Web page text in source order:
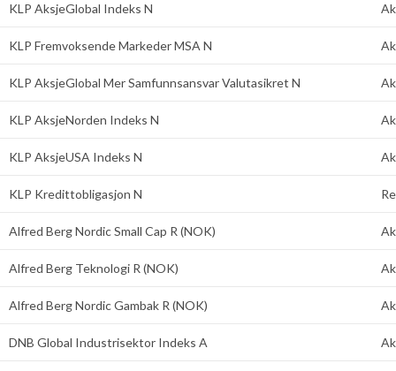
KLP AksjeGlobal Indeks N
KLP Fremvoksende Markeder MSA N
KLP AksjeGlobal Mer Samfunnsansvar Valutasikret N
KLP AksjeNorden Indeks N
KLP AksjeUSA Indeks N
KLP Kredittobligasjon N
Alfred Berg Nordic Small Cap R (NOK)
Alfred Berg Teknologi R (NOK)
Alfred Berg Nordic Gambak R (NOK)
DNB Global Industrisektor Indeks A